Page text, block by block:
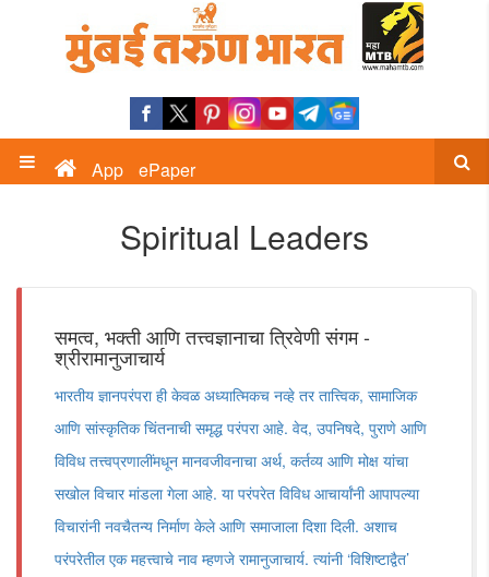
App ePaper
Spiritual Leaders
समत्व, भक्ती आणि तत्त्वज्ञानाचा त्रिवेणी संगम -
श्रीरामानुजाचार्य
भारतीय ज्ञानपरंपरा ही केवळ अध्यात्मिकच नव्हे तर तात्त्विक, सामाजिक
आणि सांस्कृतिक चिंतनाची समृद्ध परंपरा आहे. वेद, उपनिषदे, पुराणे आणि
विविध तत्त्वप्रणालींमधून मानवजीवनाचा अर्थ, कर्तव्य आणि मोक्ष यांचा
सखोल विचार मांडला गेला आहे. या परंपरेत विविध आचार्यांनी आपापल्या
विचारांनी नवचैतन्य निर्माण केले आणि समाजाला दिशा दिली. अशाच
परंपरेतील एक महत्त्वाचे नाव म्हणजे रामानुजाचार्य. त्यांनी ‌‘विशिष्टाद्वैत‌’